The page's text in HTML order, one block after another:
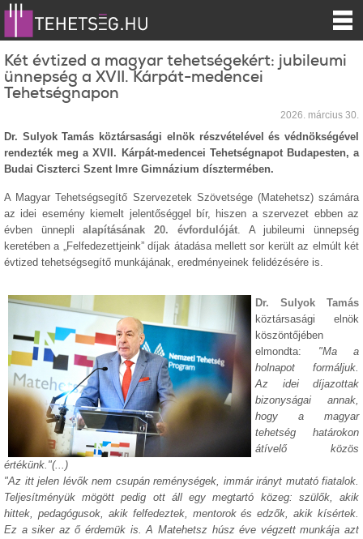
Két évtized a magyar tehetségekért: jubileumi
ünnepség a XVII. Kárpát-medencei
Tehetségnapon
2026. március 30.
Dr. Sulyok Tamás köztársasági elnök részvételével és védnökségével
rendezték meg a XVII. Kárpát-medencei Tehetségnapot Budapesten, a
Budai Ciszterci Szent Imre Gimnázium dísztermében.
A Magyar Tehetségsegítő Szervezetek Szövetsége (Matehetsz) számára
az idei esemény kiemelt jelentőséggel bír, hiszen a szervezet ebben az
évben ünneplialapításának 20. évfordulóját. A jubileumi ünnepség
keretében a „Felfedezettjeink” díjak átadása mellett sor került az elmúlt két
évtized tehetségsegítő munkájának, eredményeinek felidézésére is.
Dr. Sulyok Tamás
köztársasági elnök
köszöntőjében
elmondta: "Ma a
holnapot formáljuk.
Az idei díjazottak
bizonyságai annak,
hogy a magyar
tehetség határokon
átívelő közös
értékünk."(...)
"Az itt jelen lévők nem csupán reménységek, immár irányt mutató fiatalok.
Teljesítményük mögött pedig ott áll egy megtartó közeg: szülők, akik
hittek, pedagógusok, akik felfedeztek, mentorok és edzők, akik kísértek.
Ez a siker az ő érdemük is. A Matehetsz húsz éve végzett munkája azt